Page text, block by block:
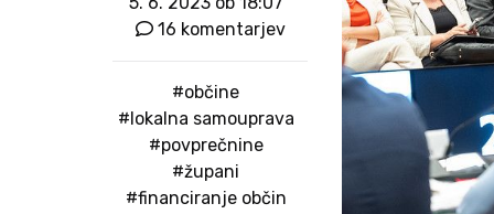
16 komentarjev
#občine
#lokalna samouprava
#povprečnine
#župani
#financiranje občin